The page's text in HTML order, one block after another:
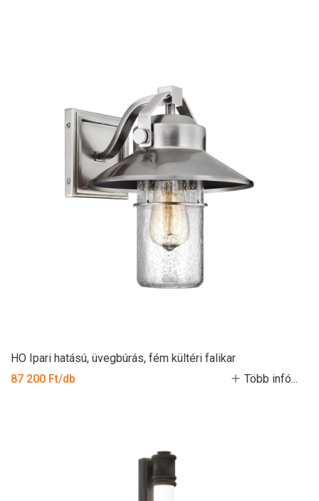
HO Ipari hatású, üvegbúrás, fém kültéri falikar
87 200 Ft/db
Több infó...